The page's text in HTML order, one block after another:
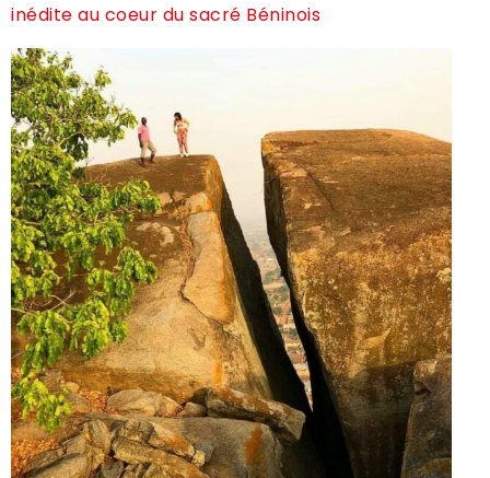
inédite au coeur du sacré Béninois